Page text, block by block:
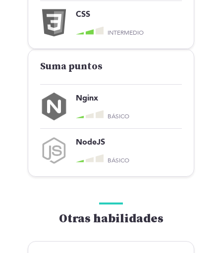
CSS
INTERMEDIO
Suma puntos
Nginx
BÁSICO
NodeJS
BÁSICO
Otras habilidades